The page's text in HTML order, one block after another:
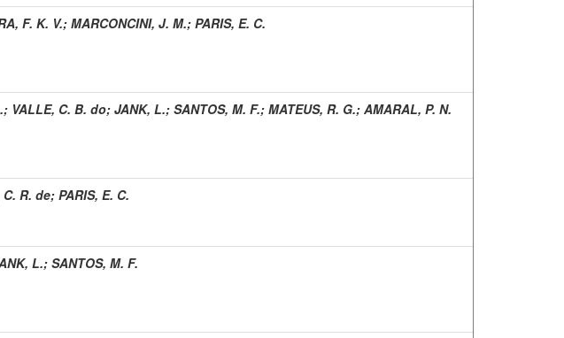
F. K. V.; MARCONCINI, J. M.; PARIS, E. C.
; VALLE, C. B. do; JANK, L.; SANTOS, M. F.; MATEUS, R. G.; AMARAL, P. N.
C. R. de; PARIS, E. C.
L.; SANTOS, M. F.